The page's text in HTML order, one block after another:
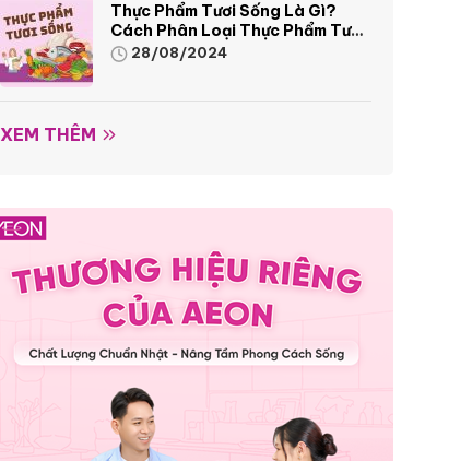
Thực Phẩm Tươi Sống Là Gì?
Cách Phân Loại Thực Phẩm Tươi
Sống28/08/2024
XEM THÊM